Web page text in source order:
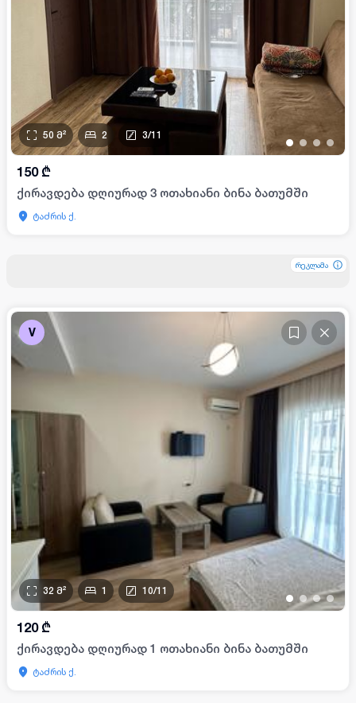
• • • •
50 მ² 2 3/11
150 ₾
ქირავდება დღიურად 3 ოთახიანი ბინა ბათუმში
ტაძრის ქ.
V
••••
32 მ² 1 10/11
120 ₾
ქირავდება დღიურად 1 ოთახიანი ბინა ბათუმში
ტაძრის ქ.
რეკლამა
რეკლამა
რეკლამა